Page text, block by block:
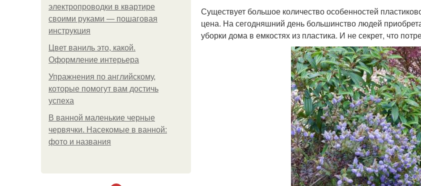
электропроводки в квартире
своими руками — пошаговая
инструкция
Цвет ваниль это, какой.
Оформление интерьера
Упражнения по английскому,
которые помогут вам достичь
успеха
В ванной маленькие черные
червячки. Насекомые в ванной:
фото и названия
Существует большое количество особенностей
цена. На сегодняшний день большинство людей
уборки дома в емкостях из пластика. И не секрет, что